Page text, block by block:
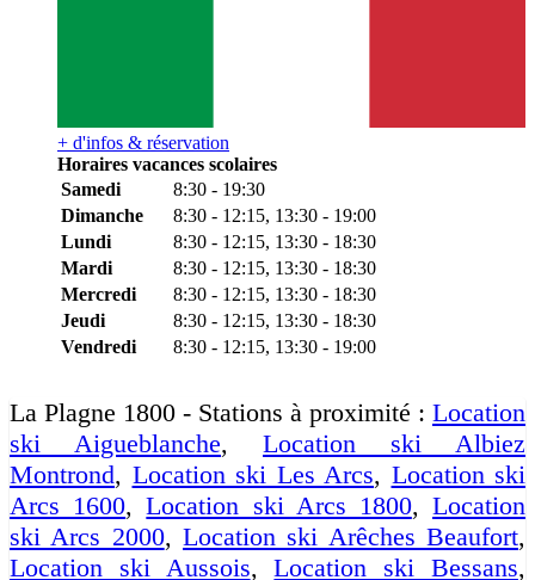
+ d'infos & réservation
Horaires vacances scolaires
Samedi
8:30 - 19:30
Dimanche
8:30 - 12:15, 13:30 - 19:00
Lundi
8:30 - 12:15, 13:30 - 18:30
Mardi
8:30 - 12:15, 13:30 - 18:30
Mercredi
8:30 - 12:15, 13:30 - 18:30
Jeudi
8:30 - 12:15, 13:30 - 18:30
Vendredi
8:30 - 12:15, 13:30 - 19:00
La Plagne 1800 - Stations à proximité : Location
ski Aigueblanche, Location ski Albiez
Montrond, Location ski Les Arcs, Location ski
Arcs 1600,Location ski Arcs 1800,Location
ski Arcs 2000,Location ski Arêches Beaufort,
Location ski Aussois,Location ski Bessans,